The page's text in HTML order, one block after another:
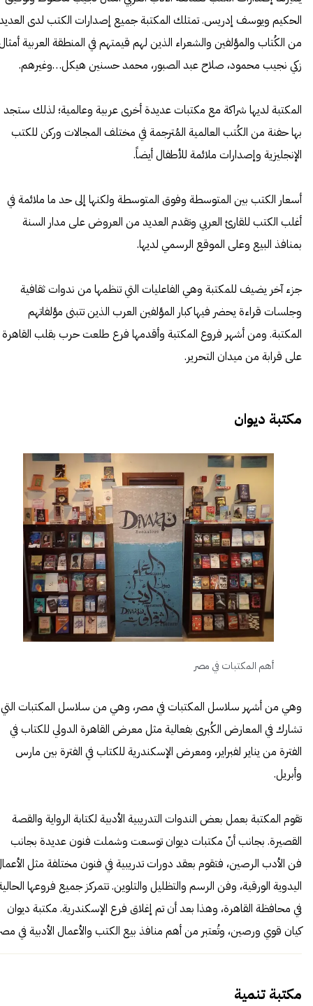
الحكيم ويوسف إدريس. تمتلك المكتبة جميع إصدارات الكتب لدى
من الكُتاب والمؤلفين والشعراء الذين لهم قيمتهم في المنطقة العربية
زكي نجيب محمود، صلاح عبد الصبور، محمد حسنين هيكل…وغيرهم.
المكتبة لديها شراكة مع مكتبات عديدة أخرى عربية وعالمية؛ لذلك ستجد
بها حفنة من الكُتب العالمية المُترجمة في مختلف المجالات وركن للكتب
الإنجليزية وإصدارات ملائمة للأطفال أيضاً.
أسعار الكتب بين المتوسطة وفوق المتوسطة ولكنها إلى حد ما ملائمة في
أغلب الكتب للقارئ العربي وتقدم العديد من العروض على مدار السنة
بمنافذ البيع وعلى الموقع الرسمي لديها.
جزء آخر يضيف للمكتبة وهي الفاعليات التي تنظمها من ندوات ثقافية
وجلسات قراءة يحضر فيها كبار المؤلفين العرب الذين تتبنى مؤلفاتهم
المكتبة. ومن أشهر فروع المكتبة وأقدمها فرع طلعت حرب بقلب القاهرة
على قرابة من ميدان التحرير.
مكتبة ديوان
أهم المكتبات في مصر
وهي من أشهر سلاسل المكتبات في مصر، وهي من سلاسل المكتبات التي
تشارك في المعارض الكُبرى بفعالية مثل معرض القاهرة الدولي للكتاب في
الفترة من يناير لفبراير، ومعرض الإسكندرية للكتاب في الفترة بين مارس
وأبريل.
تقوم المكتبة بعمل بعض الندوات التدريبية الأدبية لكتابة الرواية والقصة
القصيرة. بجانب أنّ مكتبات ديوان توسعت وشملت فنون عديدة بجانب
فن الأدب الرصين، فتقوم بعقد دورات تدريبية في فنون مختلفة مثل
اليدوية الورقية، وفن الرسم والتظليل والتلوين. تتمركز جميع فروعها
في محافظة القاهرة، وهذا بعد أن تم إغلاق فرع الإسكندرية. مكتبة ديوان
كيان قوي ورصين، وتُعتبر من أهم منافذ بيع الكتب والأعمال الأدبية في
مكتبة تنمية